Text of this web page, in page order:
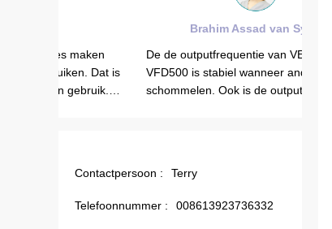
Brahim Assad van Syrië
De de outputfrequentie van VEIKONG
VFD500 is stabiel wanneer anderen
schommelen. Ook is de outputstroom
Contactpersoon : Terry
Telefoonnummer : 008613923736332